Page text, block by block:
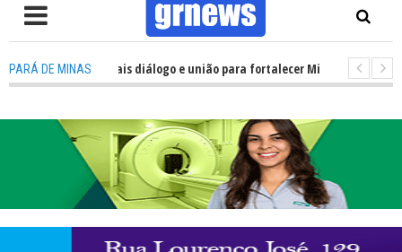
PARÁ DE MINAS
precisa de mais diálogo e união para fortalecer Minas e Pará de